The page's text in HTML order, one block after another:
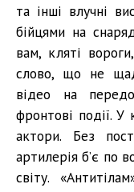
та інші влучні
бійцями на
вам, кляті
слово, що не
відео на
фронтові події. У
актори. Без
артилерія б’є по
світу.